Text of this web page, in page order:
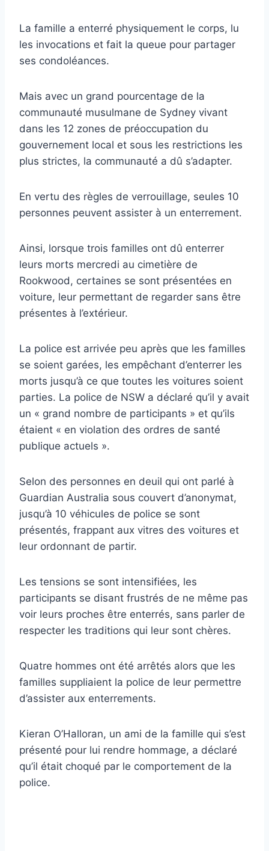
La famille a enterré physiquement le corps, lu
les invocations et fait la queue pour partager
ses condoléances.
Mais avec un grand pourcentage de la
communauté musulmane de Sydney vivant
dans les 12 zones de préoccupation du
gouvernement local et sous les restrictions les
plus strictes, la communauté a dû s’adapter.
En vertu des règles de verrouillage, seules 10
personnes peuvent assister à un enterrement.
Ainsi, lorsque trois familles ont dû enterrer
leurs morts mercredi au cimetière de
Rookwood, certaines se sont présentées en
voiture, leur permettant de regarder sans être
présentes à l’extérieur.
La police est arrivée peu après que les familles
se soient garées, les empêchant d’enterrer les
morts jusqu’à ce que toutes les voitures soient
parties. La police de NSW a déclaré qu’il y avait
un « grand nombre de participants » et qu’ils
étaient « en violation des ordres de santé
publique actuels ».
Selon des personnes en deuil qui ont parlé à
Guardian Australia sous couvert d’anonymat,
jusqu’à 10 véhicules de police se sont
présentés, frappant aux vitres des voitures et
leur ordonnant de partir.
Les tensions se sont intensifiées, les
participants se disant frustrés de ne même pas
voir leurs proches être enterrés, sans parler de
respecter les traditions qui leur sont chères.
Quatre hommes ont été arrêtés alors que les
familles suppliaient la police de leur permettre
d’assister aux enterrements.
Kieran O’Halloran, un ami de la famille qui s’est
présenté pour lui rendre hommage, a déclaré
qu’il était choqué par le comportement de la
police.